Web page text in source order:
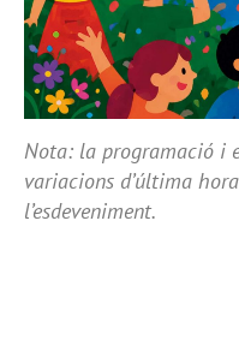
Nota: la programació i
variacions d’última
l’esdeveniment.